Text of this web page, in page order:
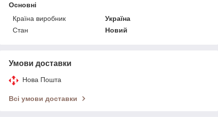
Основні
Країна виробник
Україна
Стан
Новий
Умови доставки
Нова Пошта
Всі умови доставки